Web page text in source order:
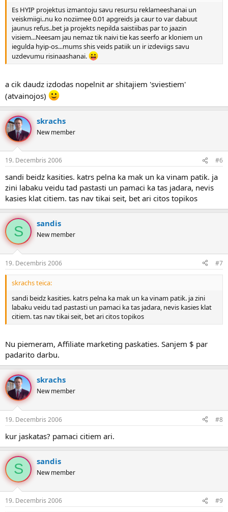
Es HYIP projektus izmantoju savu resursu reklameeshanai un
veiskmiigi..nu ko noziimee 0.01 apgreids ja caur to var dabuut
jaunus refus..bet ja projekts nepilda saistiibas par to jaazin
visiem...Neesam jau nemaz tik naivi tie kas seerfo ar kloniem un
iegulda hyip-os...mums shis veids patiik un ir izdeviigs savu
uzdevumu risinaashanai.
a cik daudz izdodas nopelnit ar shitajiem 'sviestiem'
(atvainojos)
skrachs
New member
19. Decembris 2006 #6
sandi beidz kasities. katrs pelna ka mak un ka vinam patik. ja
zini labaku veidu tad pastasti un pamaci ka tas jadara, nevis
kasies klat citiem. tas nav tikai seit, bet ari citos topikos
S sandis
New member
19. Decembris 2006 #7
skrachs teica:
sandi beidz kasities. katrs pelna ka mak un ka vinam patik. ja zini
labaku veidu tad pastasti un pamaci ka tas jadara, nevis kasies klat
citiem. tas nav tikai seit, bet ari citos topikos
Nu piemeram, Affiliate marketing paskaties. Sanjem $ par
padarito darbu.
skrachs
New member
19. Decembris 2006 #8
kur jaskatas? pamaci citiem ari.
S sandis
New member
19. Decembris 2006 #9